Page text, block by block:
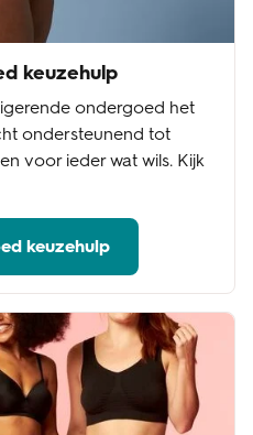
keuzehulp
ondergoed het
ondersteunend tot
voor ieder wat wils. Kijk
keuzehulp